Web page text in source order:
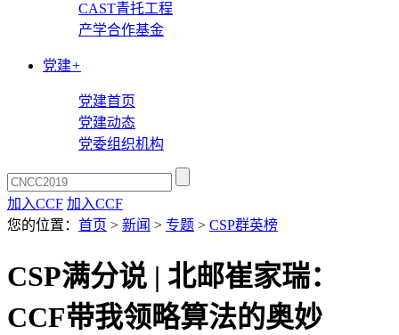
CAST青托工程
产学合作基金
党建+
党建首页
党建动态
党委组织机构
加入CCF 加入CCF
您的位置： 首页 > 新闻 > 专题 > CSP群英榜
CSP满分说 | 北邮崔家瑞：
CCF带我领略算法的奥妙